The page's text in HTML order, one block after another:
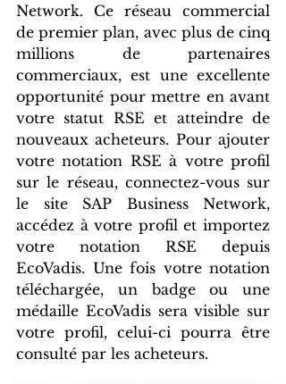
Network. Ce réseau commercial
de premier plan, avec plus de cinq
millions de partenaires
commerciaux, est une excellente
opportunité pour mettre en avant
votre statut RSE et atteindre de
nouveaux acheteurs. Pour ajouter
votre notation RSE à votre profil
sur le réseau, connectez-vous sur
le site SAP Business Network,
accédez à votre profil et importez
votre notation RSE depuis
EcoVadis. Une fois votre notation
téléchargée, un badge ou une
médaille EcoVadis sera visible sur
votre profil, celui-ci pourra être
consulté par les acheteurs.